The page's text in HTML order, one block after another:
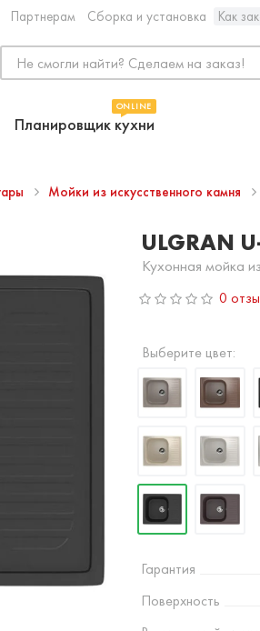
Партнерам Сборка и установка Как
ONLINE
Планировщик кухни
Мойки из искусственного камня
ULGRAN
Кухонная мойка
0
Выберите цвет:
Гарантия
Поверхность